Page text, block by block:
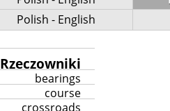
Polish - English
Rzeczowniki
bearings
course
crossroads